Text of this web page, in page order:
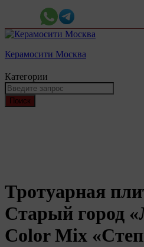
Керамосити Москва
Категории
Поиск
Тротуарная
Старый город
Color Mix